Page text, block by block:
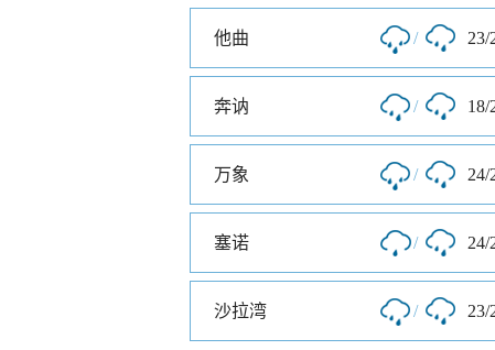
他曲 / 23/
奔讷 / 18/
万象 / 24/
塞诺 / 24/
沙拉湾 / 23/